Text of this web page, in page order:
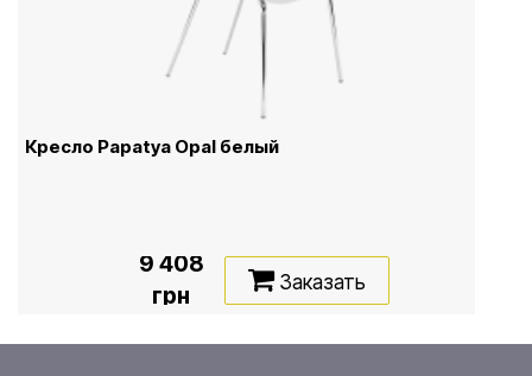
Кресло Papatya Opal белый
9 408
грн
Заказать